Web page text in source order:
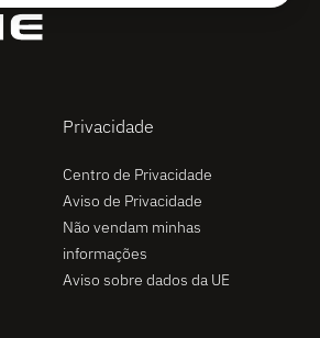
Privacidade
Centro de Privacidade
Aviso de Privacidade
Não vendam minhas
informações
Aviso sobre dados da UE